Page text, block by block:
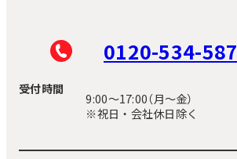
0120-534-587
受付時間
9:00〜17:00（月～金）
※祝日・会社休日除く